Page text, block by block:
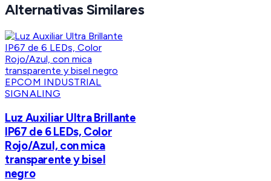
Alternativas Similares
EPCOM INDUSTRIAL
SIGNALING
Luz Auxiliar Ultra Brillante
IP67 de 6 LEDs, Color
Rojo/Azul, con mica
transparente y bisel
negro